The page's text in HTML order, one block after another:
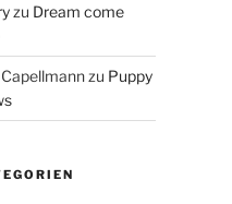
zu Dream come
zu Puppy